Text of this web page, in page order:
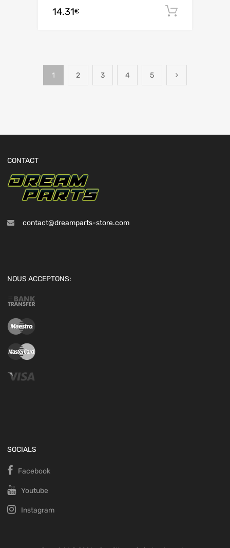
14.31€
1 2 3 4 5
CONTACT
contact@dreamparts-store.com
NOUS ACCEPTONS:
SOCIALS
Facebook
Youtube
Instagram